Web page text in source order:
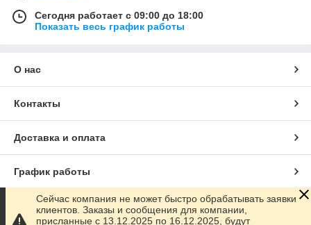
Сегодня работает с 09:00 до 18:00
Показать весь график работы
О нас
Контакты
Доставка и оплата
График работы
Полная версия сайта
Сейчас компания не может быстро обрабатывать заявки
клиентов. Заказы и сообщения для компании,
присланные с 13.12.2025 по 16.12.2025, будут